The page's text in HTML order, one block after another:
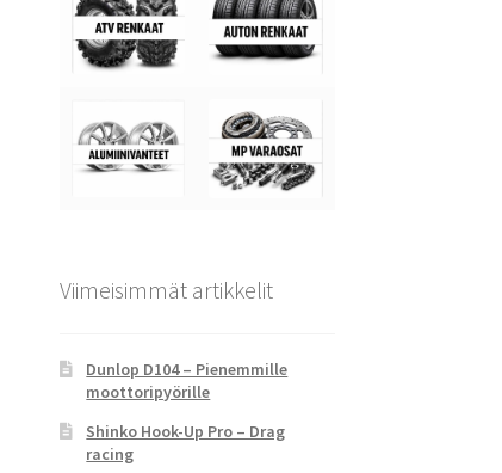
Viimeisimmät artikkelit
Dunlop D104 – Pienemmille
moottoripyörille
Shinko Hook-Up Pro – Drag
racing